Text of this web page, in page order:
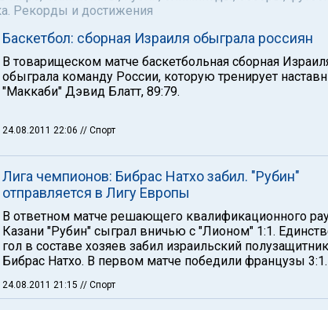
Рекорды и достижения
Баскетбол: сборная Израиля обыграла россиян
В товарищеском матче баскетбольная сборная
обыграла команду России, которую тренирует
"Маккаби" Дэвид Блатт, 89:79.
24.08.2011 22:06 // Спорт
Лига чемпионов: Бибрас Натхо забил. "Рубин"
отправляется в Лигу Европы
В ответном матче решающего квалификационного
Казани "Рубин" сыграл вничью с "Лионом" 1:1.
гол в составе хозяев забил израильский полузащитник
Бибрас Натхо. В первом матче победили французы 3:1.
24.08.2011 21:15 // Спорт